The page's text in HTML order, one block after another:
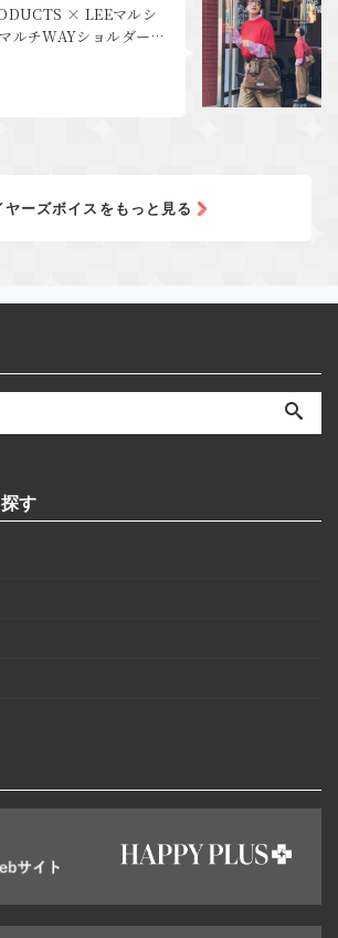
× LEEマルシ
ルチWAYショルダーバ
ヤーズボイスをもっと見る
す